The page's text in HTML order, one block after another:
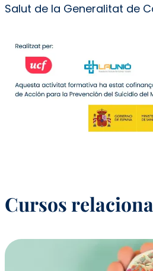
Salut de la Generalitat de
Cursos